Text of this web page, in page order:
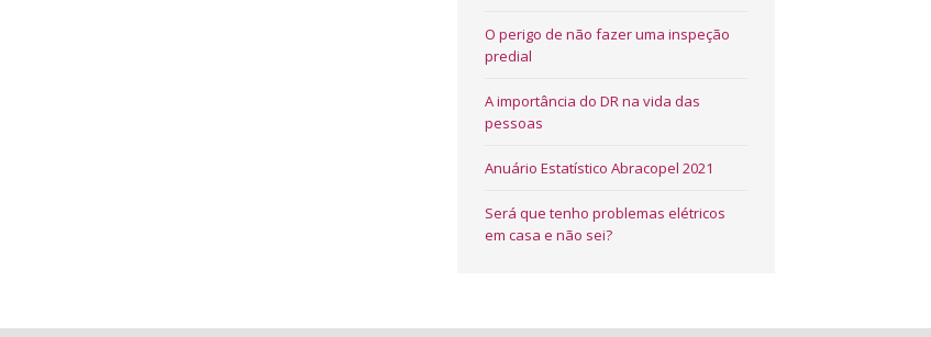
O perigo de não fazer uma inspeção
predial
A importância do DR na vida das
pessoas
Anuário Estatístico Abracopel 2021
Será que tenho problemas elétricos
em casa e não sei?